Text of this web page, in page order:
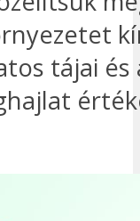
tájai és